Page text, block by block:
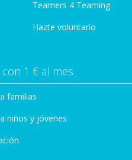
Teamers 4 Teaming
Hazte voluntario
1 € al mes
familias
niños y jóvenes